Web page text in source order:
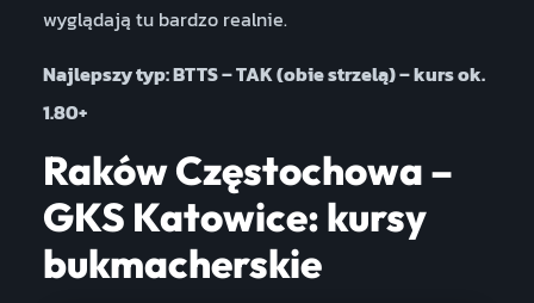
wyglądają tu bardzo realnie.
Najlepszy typ: BTTS – TAK (obie strzelą) – kurs ok.
1.80+
Raków Częstochowa –
GKS Katowice: kursy
bukmacherskie